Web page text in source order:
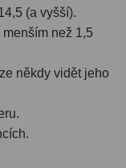
(a vyšší).
než 1,5
někdy vidět jeho